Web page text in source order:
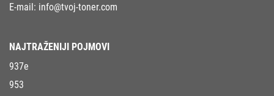
E-mail: info@tvoj-toner.com
NAJTRAŽENIJI POJMOVI
937e
953